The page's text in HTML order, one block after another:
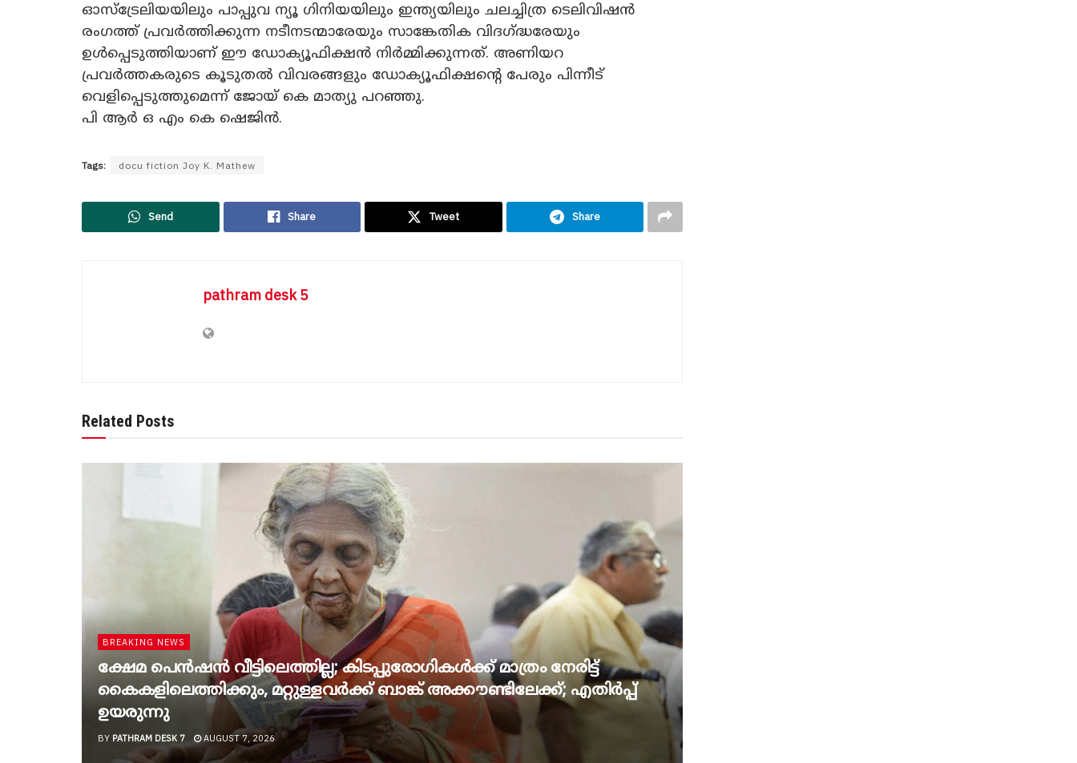
ഓസ്ട്രേലിയയിലും പാപ്പുവ ന്യൂ ഗിനിയയിലും ഇന്ത്യയിലും ചലച്ചിത്ര ടെലിവിഷൻ
രംഗത്ത് പ്രവർത്തിക്കുന്ന നടീനടന്മാരേയും സാങ്കേതിക വിദഗ്‌ദ്ധരേയും
ഉൾപ്പെടുത്തിയാണ് ഈ ഡോക്യൂഫിക്ഷൻ നിർമ്മിക്കുന്നത്. അണിയറ
പ്രവർത്തകരുടെ കൂടുതൽ വിവരങ്ങളും ഡോക്യൂഫിക്ഷന്റെ പേരും പിന്നീട്
വെളിപ്പെടുത്തുമെന്ന് ജോയ് കെ മാത്യു പറഞ്ഞു.
പി ആർ ഒ എം കെ ഷെജിൻ.
Tags: docu fiction Joy K. Mathew
Send Share Tweet Share
pathram desk 5
Related Posts
BREAKING NEWS
ക്ഷേമ പെൻഷൻ വീട്ടിലെത്തില്ല; കിടപ്പുരോഗികൾക്ക് മാത്രം നേരിട്ട്
കൈകളിലെത്തിക്കും, മറ്റുള്ളവർക്ക് ബാങ്ക് അക്കൗണ്ടിലേക്ക്; എതിർപ്പ്
ഉയരുന്നു
BY PATHRAM DESK 7 AUGUST 7, 2026